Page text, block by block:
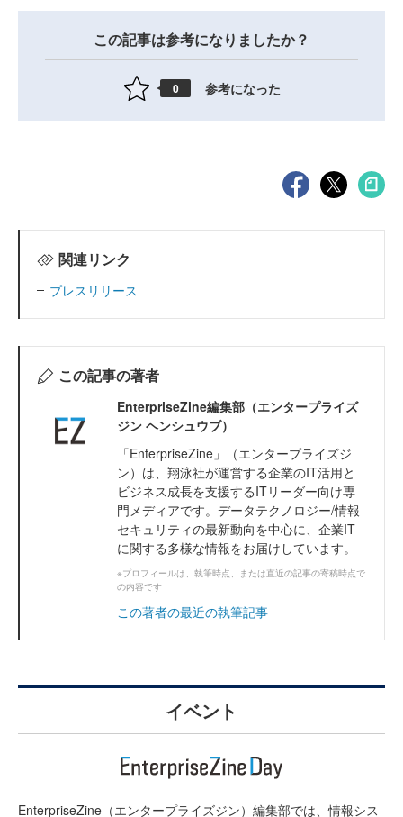
この記事は参考になりましたか？
0 参考になった
関連リンク
プレスリリース
この記事の著者
EnterpriseZine編集部（エンタープライズ
ジン ヘンシュウブ）
「EnterpriseZine」（エンタープライズジ
ン）は、翔泳社が運営する企業のIT活用と
ビジネス成長を支援するITリーダー向け専
門メディアです。データテクノロジー/情報
セキュリティの最新動向を中心に、企業IT
に関する多様な情報をお届けしています。
※プロフィールは、執筆時点、または直近の記事の寄稿時点で
の内容です
この著者の最近の執筆記事
イベント
EnterpriseZine（エンタープライズジン）編集部では、情報シス